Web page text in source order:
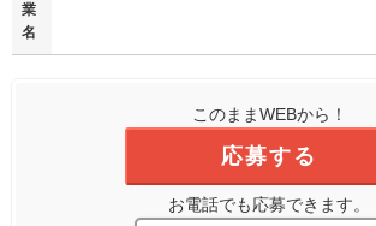
業
名
このままWEBから！
応募する
お電話でも応募できます。